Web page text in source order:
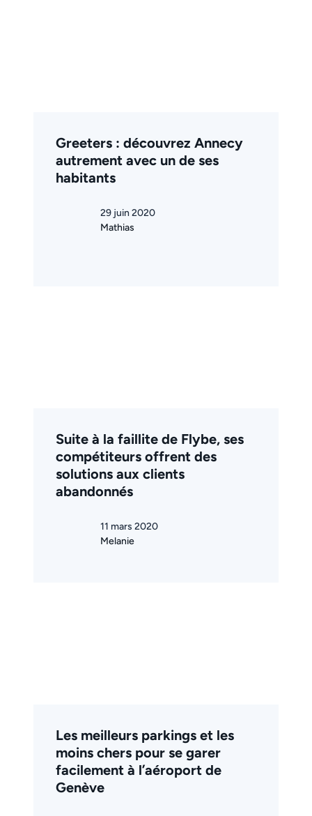
Greeters : découvrez Annecy
autrement avec un de ses
habitants
29 juin 2020
Mathias
Suite à la faillite de Flybe, ses
compétiteurs offrent des
solutions aux clients
abandonnés
11 mars 2020
Melanie
Les meilleurs parkings et les
moins chers pour se garer
facilement à l’aéroport de
Genève